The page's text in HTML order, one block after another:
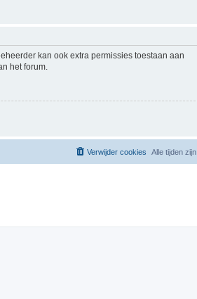
kan ook extra permissies toestaan aan
het forum.
Alle tijden zijn
Verwijder cookies